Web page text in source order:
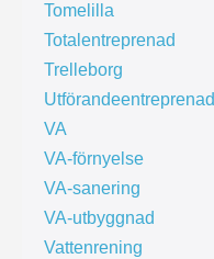
Tomelilla
Totalentreprenad
Trelleborg
Utförandeentreprenad
VA
VA-förnyelse
VA-sanering
VA-utbyggnad
Vattenrening